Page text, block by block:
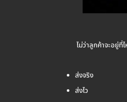
ไม่ว่าลูกค้าจะอยู่ที่
ส่งจริง
ส่งไว